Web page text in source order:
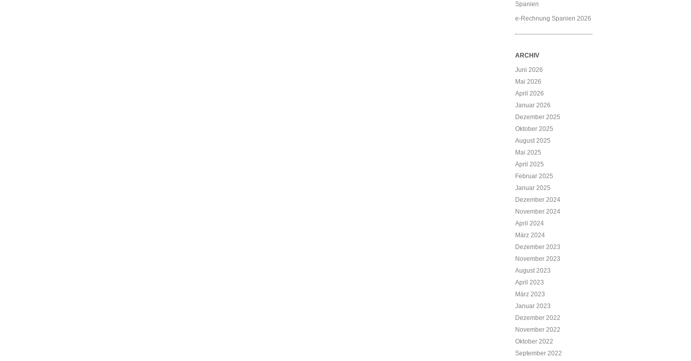
Spanien
e-Rechnung Spanien 2026
ARCHIV
Juni 2026
Mai 2026
April 2026
Januar 2026
Dezember 2025
Oktober 2025
August 2025
Mai 2025
April 2025
Februar 2025
Januar 2025
Dezember 2024
November 2024
April 2024
März 2024
Dezember 2023
November 2023
August 2023
April 2023
März 2023
Januar 2023
Dezember 2022
November 2022
Oktober 2022
September 2022